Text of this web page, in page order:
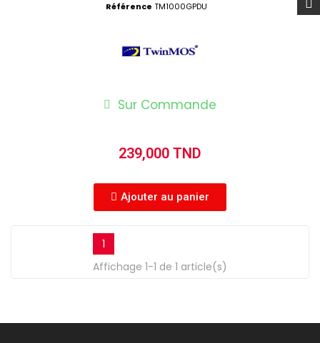
Référence TM1000GPDU
Sur Commande
239,000 TND
Ajouter au panier
1
Affichage 1-1 de 1 article(s)